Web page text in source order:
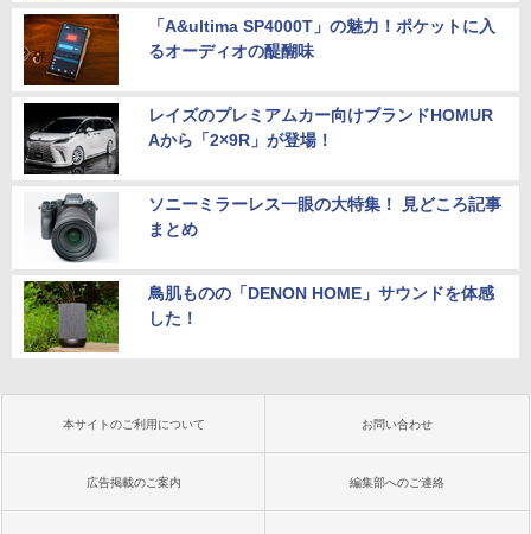
「A&ultima SP4000T」の魅力！ポケットに入
るオーディオの醍醐味
レイズのプレミアムカー向けブランドHOMUR
Aから「2×9R」が登場！
ソニーミラーレス一眼の大特集！ 見どころ記事
まとめ
鳥肌ものの「DENON HOME」サウンドを体感
した！
本サイトのご利用について お問い合わせ
広告掲載のご案内 編集部へのご連絡